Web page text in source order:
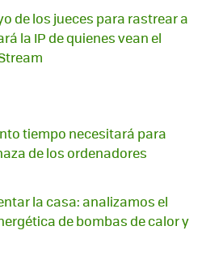
de los jueces para rastrear a
la IP de quienes vean el
tiempo necesitará para
de los ordenadores
la casa: analizamos el
de bombas de calor y